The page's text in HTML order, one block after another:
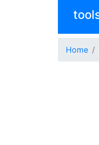
Home